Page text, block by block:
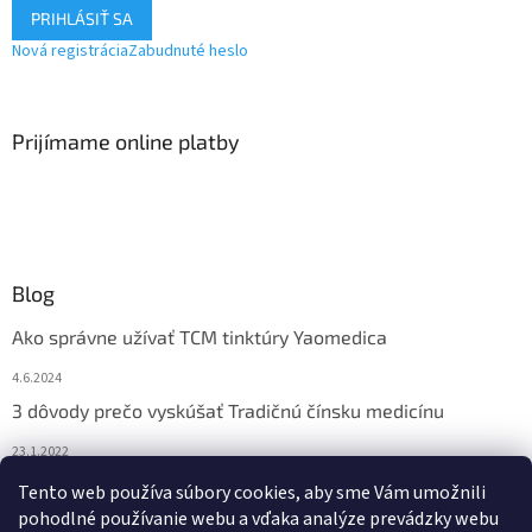
Tento web používa súbory cookies, aby sme Vám umožnili
pohodlné používanie webu a vďaka analýze prevádzky webu
PRIHLÁSIŤ SA
Nová registráciaZabudnuté heslo
Prijímame online platby
Blog
Ako správne užívať TCM tinktúry Yaomedica
4.6.2024
3 dôvody prečo vyskúšať Tradičnú čínsku medicínu
23.1.2022
Nadmerne vám vypadávajú vlasy? Pomôže vám čínska
medicína